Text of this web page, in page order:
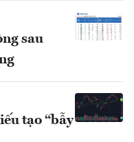
sau
tạo “bẫy